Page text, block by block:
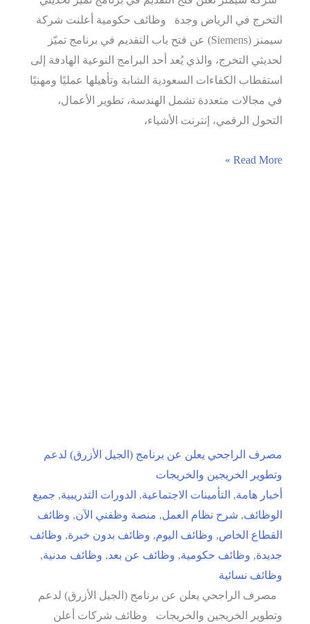
التخرج في الرياض وجدة وظائف حكومية أعلنت شركة
سيمنز (Siemens) عن فتح باب التقديم في برنامج تميّز
لحديثي التخرج، والذي يُعد أحد البرامج النوعية الهادفة إلى
استقطاب الكفاءات السعودية الشابة وتأهيلها عمليًا ومهنيًا
في مجالات متعددة تشمل الهندسة، تطوير الأعمال،
التحول الرقمي، إنترنت الأشياء،
شركة
Read More »
مصرف الراجحي يعلن عن برنامج (الجيل الأزرق) لدعم
وتطوير الخريجين والخريجات
أخبار هامة, التأمينات الاجتماعية, الدورات التدريبية, جميع
الوظائف, شرح نظام العمل, منصة وظفني الآن, وظائف
القطاع الخاص, وظائف اليوم, وظائف بدون خبرة, وظائف
جديدة, وظائف حكومية, وظائف عن بعد, وظائف مدنية,
وظائف نسائية
مصرف الراجحي يعلن عن برنامج (الجيل الأزرق) لدعم
وتطوير الخريجين والخريجات وظائف شركات أعلن